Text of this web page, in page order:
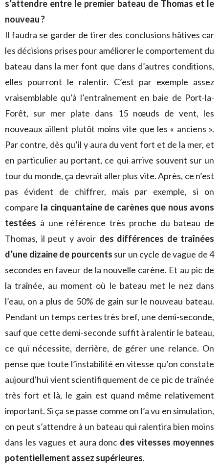
s’attendre entre le premier bateau de Thomas et le
nouveau ?
Il faudra se garder de tirer des conclusions hâtives car
les décisions prises pour améliorer le comportement du
bateau dans la mer font que dans d’autres conditions,
elles pourront le ralentir. C’est par exemple assez
vraisemblable qu’à l’entraînement en baie de Port-la-
Forêt, sur mer plate dans 15 nœuds de vent, les
nouveaux aillent plutôt moins vite que les « anciens ».
Par contre, dès qu’il y aura du vent fort et de la mer, et
en particulier au portant, ce qui arrive souvent sur un
tour du monde, ça devrait aller plus vite. Après, ce n’est
pas évident de chiffrer, mais par exemple, si on
compare la cinquantaine de carènes que nous avons
testées à une référence très proche du bateau de
Thomas, il peut y avoir des différences de traînées
d’une dizaine de pourcents sur un cycle de vague de 4
secondes en faveur de la nouvelle carène. Et au pic de
la traînée, au moment où le bateau met le nez dans
l’eau, on a plus de 50% de gain sur le nouveau bateau.
Pendant un temps certes très bref, une demi-seconde,
sauf que cette demi-seconde suffit à ralentir le bateau,
ce qui nécessite, derrière, de gérer une relance. On
pense que toute l’instabilité en vitesse qu’on constate
aujourd’hui vient scientifiquement de ce pic de traînée
très fort et là, le gain est quand même relativement
important. Si ça se passe comme on l’a vu en simulation,
on peut s’attendre à un bateau qui ralentira bien moins
dans les vagues et aura donc des vitesses moyennes
potentiellement assez supérieures.